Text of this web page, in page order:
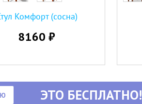
Комфорт (сосна)
8160 ₽
ЭТО БЕСПЛАТНО!